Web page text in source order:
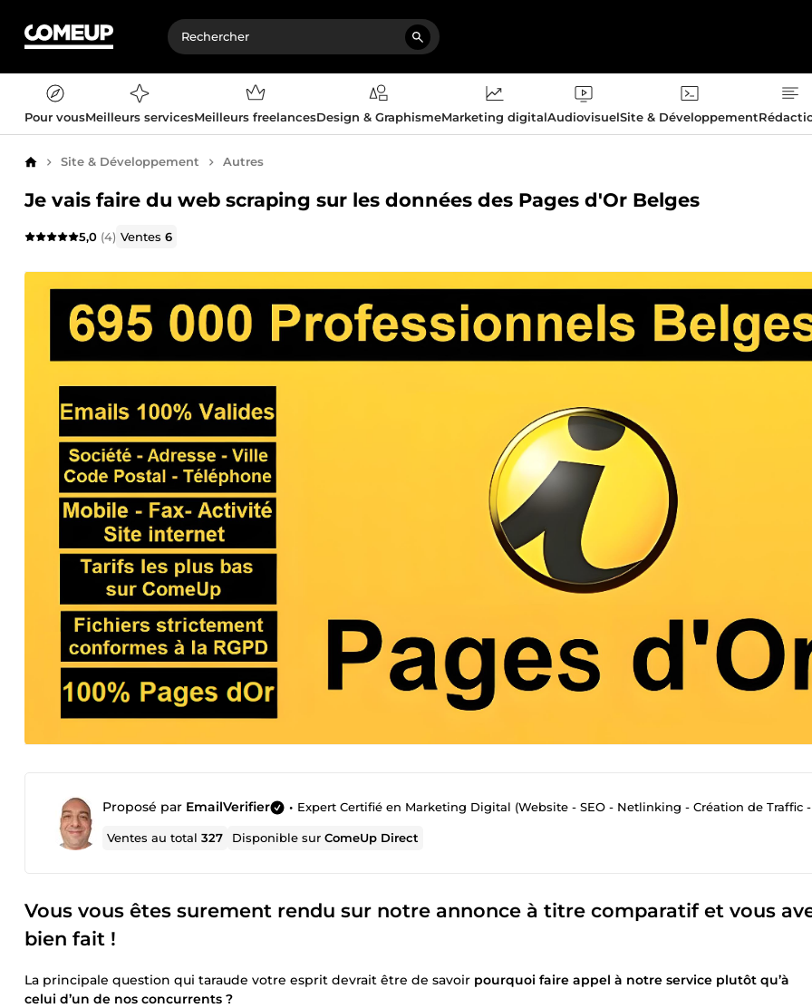
Pour vousMeilleurs servicesMeilleurs freelancesDesign & GraphismeMarketing digitalAudiovisuelSite & Développement
AccueilSite & Développement Autres
Je vais faire du web scraping sur les données des Pages d'Or Belges
5,0 (4) Ventes6
Proposé par EmailVerifier • Expert Certifié en Marketing Digital (Website - SEO - Netlinking - Création de Traffic -
Ventes au total327 Disponible surComeUp Direct
Vous vous êtes surement rendu sur notre annonce à titre comparatif et vous
bien fait !
La principale question qui taraude votre esprit devrait être de savoir pourquoi faire appel à notre service plutôt qu’à
celui d’un de nos concurrents ?